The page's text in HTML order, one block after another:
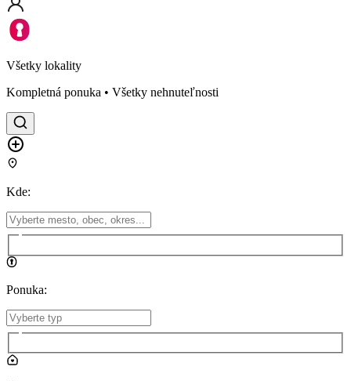
Všetky lokality
Kompletná ponuka • Všetky nehnuteľnosti
Kde:
Ponuka: